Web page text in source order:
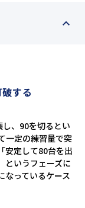
する
、90を切るとい
一定の練習量で突
安定して80台を出
というフェーズに
なっているケース